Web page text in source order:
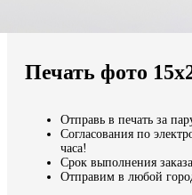
Мы доставляем по всему
Продолжить без города
Печать фото
Отправь в печать за
Согласования по
часа!
Срок выполнения
Отправим в любой